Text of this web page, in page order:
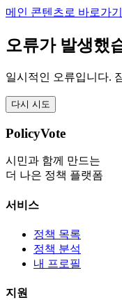
메인 콘텐츠로 바로가기
오류가 발생했
일시적인 오류입니다.
다시 시도
PolicyVote
시민과 함께 만드는
더 나은 정책 플랫폼
서비스
정책 목록
정책 분석
내 프로필
지원